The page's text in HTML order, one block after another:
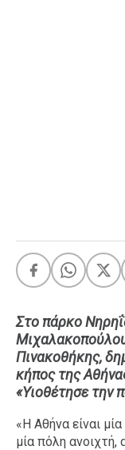
OMG
Xmas
Food
Στο πάρκο
Πινακοθήκης,
κήπος της
«Υιοθέτησε την
«Η Αθήνα είναι
μία πόλη ανοιχτή,